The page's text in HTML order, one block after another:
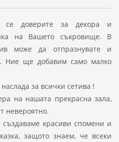
доверите за декора и
на Вашето съкровище. В
може да отпразнувате и
Ние ще добавим само малко
за всички сетива !
на нашата прекрасна зала,
невероятно.
красиви спомени и
защото знаем, че всеки